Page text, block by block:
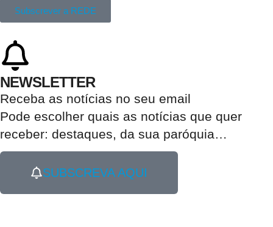
Subscrever a REDE
NEWSLETTER
Receba as notícias no seu email​
Pode escolher quais as notícias que quer
receber: destaques, da sua paróquia
SUBSCREVA AQUI